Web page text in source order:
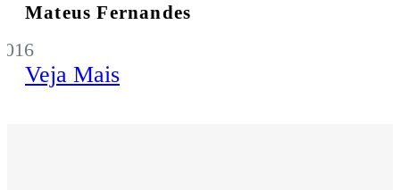
Mateus Fernandes
Veja Mais